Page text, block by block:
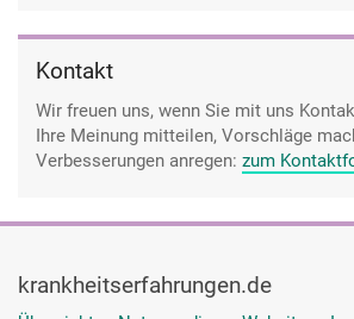
Kontakt
Wir freuen uns, wenn Sie mit uns
Ihre Meinung mitteilen, Vorschläge
Verbesserungen anregen: zum
krankheitserfahrungen.de